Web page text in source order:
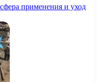
применения и уход